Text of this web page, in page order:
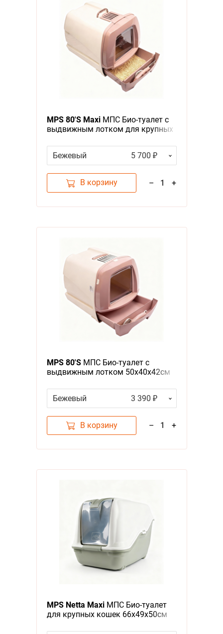
MPS 80'S MaxiМПС Био-туалет с
выдвижным лотком для крупных
Бежевый
5 700 ₽
В корзину – 1 +
MPS 80'SМПС Био-туалет с
выдвижным лотком 50х40х42см
Бежевый 3 390 ₽
В корзину – 1 +
MPS Netta MaxiМПС Био-туалет
для крупных кошек 66х49х50см